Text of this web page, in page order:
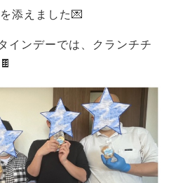
添えました💌
インデーでは、クランチチ